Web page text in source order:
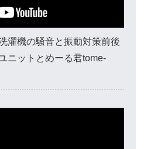
濯機の騒音と振動対策前後
ニットとめーる君tome-